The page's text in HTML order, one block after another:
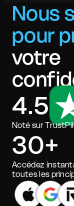
Nous
pour
votre
4.5
Noté sur
30+
Accédez
toutes les